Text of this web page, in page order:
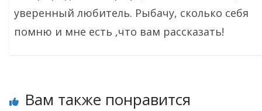
уверенный любитель. Рыбачу, сколько себя
помню и мне есть ,что вам рассказать!
Вам также понравится